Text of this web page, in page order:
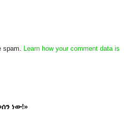
Learn how your comment data is
ነው!»